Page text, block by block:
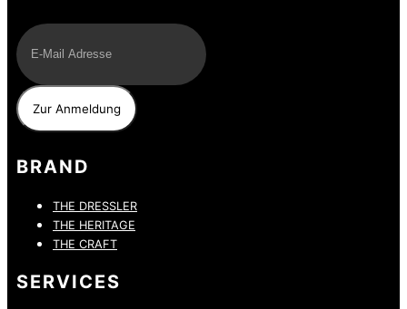
BRAND
THE DRESSLER
THE HERITAGE
THE CRAFT
SERVICES